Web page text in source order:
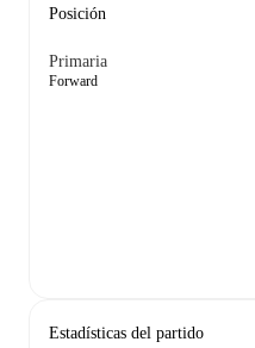
Posición
Primaria
Forward
Estadísticas del partido